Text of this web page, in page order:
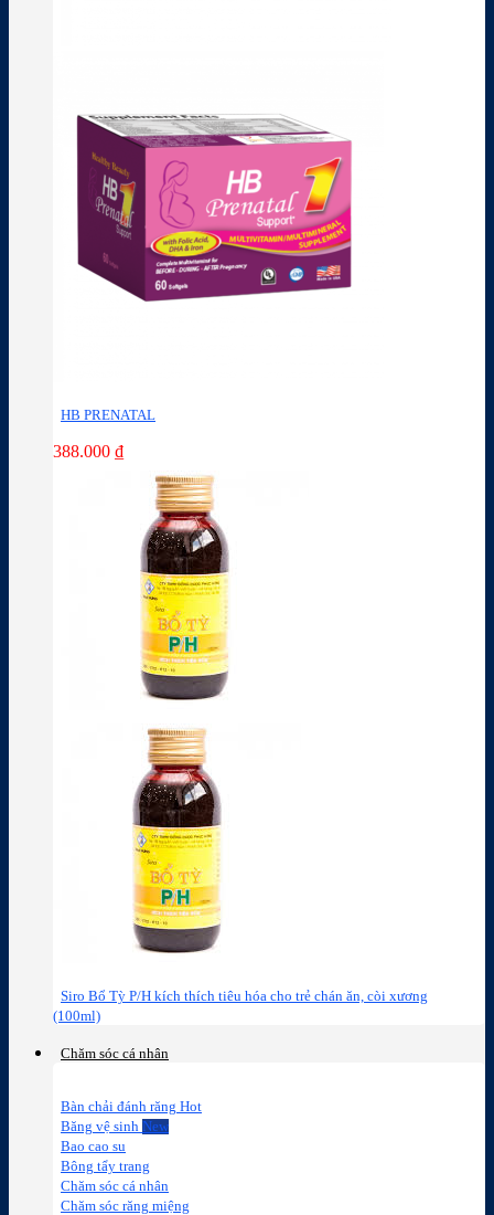
HB PRENATAL
388.000 ₫
Siro Bổ Tỳ P/H kích thích tiêu hóa cho trẻ chán ăn, còi xương
(100ml)
Chăm sóc cá nhân
Bàn chải đánh răng
Băng vệ sinh
Bao cao su
Bông tẩy trang
Chăm sóc cá nhân
Chăm sóc răng miệng